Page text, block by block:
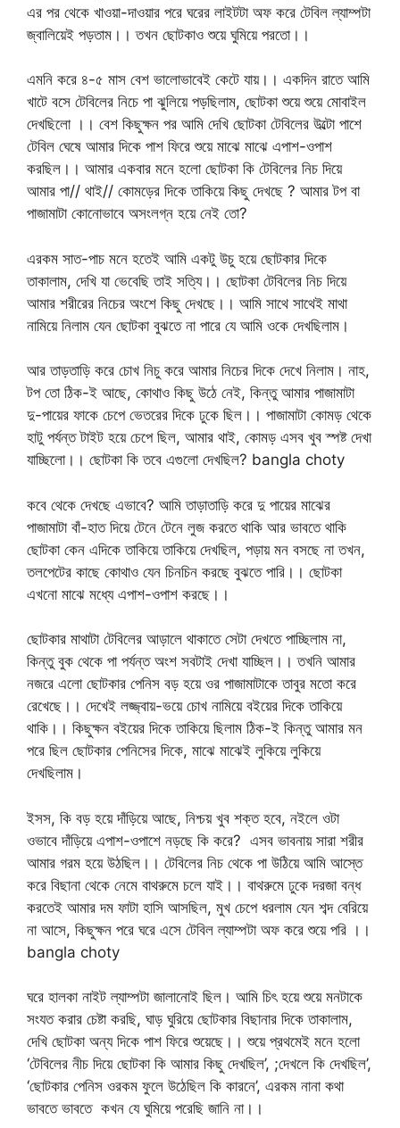
এর পর থেকে খাওয়া-দাওয়ার পরে ঘরের লাইটটা অফ করে টেবিল ল্যাম্পটা
জ্বালিয়েই পড়তাম।। তখন ছোটকাও শুয়ে ঘুমিয়ে পরতো।।
এমনি করে ৪-৫ মাস বেশ ভালোভাবেই কেটে যায়।। একদিন রাতে আমি
খাটে বসে টেবিলের নিচে পা ঝুলিয়ে পড়ছিলাম, ছোটকা শুয়ে শুয়ে মোবাইল
দেখছিলো ।। বেশ কিছুক্ষন পর আমি দেখি ছোটকা টেবিলের উল্টো পাশে
টেবিল ঘেষে আমার দিকে পাশ ফিরে শুয়ে মাঝে মাঝে এপাশ-ওপাশ
করছিল।। আমার একবার মনে হলো ছোটকা কি টেবিলের নিচ দিয়ে
আমার পা// থাই// কোমড়ের দিকে তাকিয়ে কিছু দেখছে ? আমার টপ বা
পাজামাটা কোনোভাবে অসংলগ্ন হয়ে নেই তো?
এরকম সাত-পাচ মনে হতেই আমি একটু উচু হয়ে ছোটকার দিকে
তাকালাম, দেখি যা ভেবেছি তাই সত্যি।। ছোটকা টেবিলের নিচ দিয়ে
আমার শরীরের নিচের অংশে কিছু দেখছে।। আমি সাথে সাথেই মাথা
নামিয়ে নিলাম যেন ছোটকা বুঝতে না পারে যে আমি ওকে দেখছিলাম।
আর তাড়তাড়ি করে চোখ নিচু করে আমার নিচের দিকে দেখে নিলাম। নাহ,
টপ তো ঠিক-ই আছে, কোথাও কিছু উঠে নেই, কিন্তু আমার পাজামাটা
দু-পায়ের ফাকে চেপে ভেতরের দিকে ঢুকে ছিল।। পাজামাটা কোমড় থেকে
হাটু পর্যন্ত টাইট হয়ে চেপে ছিল, আমার থাই, কোমড় এসব খুব স্পষ্ট দেখা
যাচ্ছিলো।। ছোটকা কি তবে এগুলো দেখছিল? bangla choty
কবে থেকে দেখছে এভাবে? আমি তাড়াতাড়ি করে দু পায়ের মাঝের
পাজামাটা বাঁ-হাত দিয়ে টেনে টেনে লুজ করতে থাকি আর ভাবতে থাকি
ছোটকা কেন এদিকে তাকিয়ে তাকিয়ে দেখছিল, পড়ায় মন বসছে না তখন,
তলপেটের কাছে কোথাও যেন চিনচিন করছে বুঝতে পারি।। ছোটকা
এখনো মাঝে মধ্যে এপাশ-ওপাশ করছে।।
ছোটকার মাথাটা টেবিলের আড়ালে থাকাতে সেটা দেখতে পাচ্ছিলাম না,
কিন্তু বুক থেকে পা পর্যন্ত অংশ সবটাই দেখা যাচ্ছিল।। তখনি আমার
নজরে এলো ছোটকার পেনিস বড় হয়ে ওর পাজামাটাকে তাবুর মতো করে
রেখেছে।। দেখেই লজ্জ্বায়-ভয়ে চোখ নামিয়ে বইয়ের দিকে তাকিয়ে
থাকি।। কিছুক্ষন বইয়ের দিকে তাকিয়ে ছিলাম ঠিক-ই কিন্তু আমার মন
পরে ছিল ছোটকার পেনিসের দিকে, মাঝে মাঝেই লুকিয়ে লুকিয়ে
দেখছিলাম।
ইসস, কি বড় হয়ে দাঁড়িয়ে আছে, নিশ্চয় খুব শক্ত হবে, নইলে ওটা
ওভাবে দাঁড়িয়ে এপাশ-ওপাশে নড়ছে কি করে? এসব ভাবনায় সারা শরীর
আমার গরম হয়ে উঠছিল।। টেবিলের নিচ থেকে পা উঠিয়ে আমি আস্তে
করে বিছানা থেকে নেমে বাথরুমে চলে যাই।। বাথরুমে ঢুকে দরজা বন্ধ
করতেই আমার দম ফাটা হাসি আসছিল, মুখ চেপে ধরলাম যেন শব্দ বেরিয়ে
না আসে, কিছুক্ষন পরে ঘরে এসে টেবিল ল্যাম্পটা অফ করে শুয়ে পরি ।।
bangla choty
ঘরে হালকা নাইট ল্যাম্পটা জালানোই ছিল। আমি চিৎ হয়ে শুয়ে মনটাকে
সংযত করার চেষ্টা করছি, ঘাড় ঘুরিয়ে ছোটকার বিছানার দিকে তাকালাম,
দেখি ছোটকা অন্য দিকে পাশ ফিরে শুয়েছে।। শুয়ে প্রথমেই মনে হলো
‘টেবিলের নীচ দিয়ে ছোটকা কি আমার কিছু দেখছিল’, ;দেখলে কি দেখছিল’,
‘ছোটকার পেনিস ওরকম ফুলে উঠেছিল কি কারনে’, এরকম নানা কথা
ভাবতে ভাবতে কখন যে ঘুমিয়ে পরেছি জানি না।।